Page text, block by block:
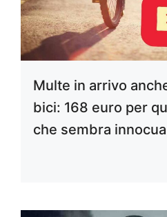
Multe in arrivo
bici: 168 euro per
che sembra innocua